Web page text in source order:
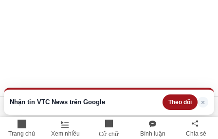
Trang chủ Xem nhiều Cỡ chữ Bình luận Chia sẻ
Nhận tin VTC News trên Google Theo dõi ×